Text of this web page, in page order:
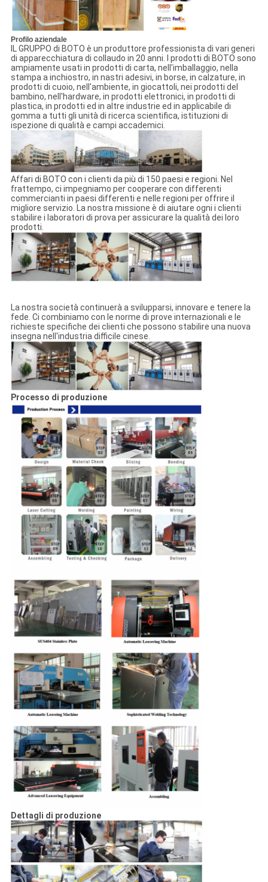
Profilo aziendale
IL GRUPPO di BOTO è un produttore professionista di vari generi
di apparecchiatura di collaudo in 20 anni. I prodotti di BOTO sono
ampiamente usati in prodotti di carta, nell'imballaggio, nella
stampa a inchiostro, in nastri adesivi, in borse, in calzature, in
prodotti di cuoio, nell'ambiente, in giocattoli, nei prodotti del
bambino, nell'hardware, in prodotti elettronici, in prodotti di
plastica, in prodotti ed in altre industrie ed in applicabile di
gomma a tutti gli unità di ricerca scientifica, istituzioni di
ispezione di qualità e campi accademici.
Affari di BOTO con i clienti da più di 150 paesi e regioni. Nel
frattempo, ci impegniamo per cooperare con differenti
commercianti in paesi differenti e nelle regioni per offrire il
migliore servizio. La nostra missione è di aiutare ogni i clienti
stabilire i laboratori di prova per assicurare la qualità dei loro
prodotti.
La nostra società continuerà a svilupparsi, innovare e tenere la
fede. Ci combiniamo con le norme di prove internazionali e le
richieste specifiche dei clienti che possono stabilire una nuova
insegna nell'industria difficile cinese.
Processo di produzione
Dettagli di produzione